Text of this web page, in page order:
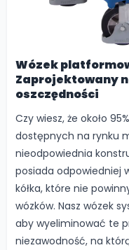
Wózek
Zaprojektowany
oszczędności
Czy wiesz, że około
dostępnych na rynku
nieodpowiednia
posiada odpowiedniej
kółka, które nie
wózków. Nasz wózek
aby wyeliminować te
niezawodność, na